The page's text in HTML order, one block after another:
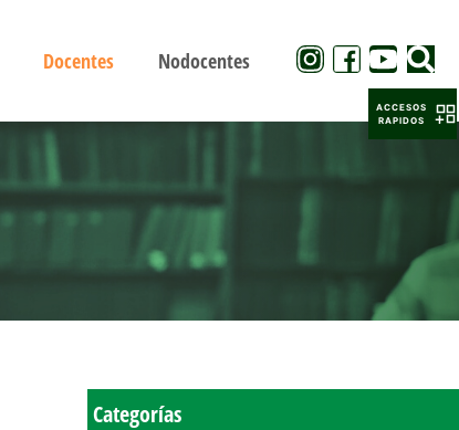
Docentes Nodocentes
Categorías
ACCESOS
RAPIDOS